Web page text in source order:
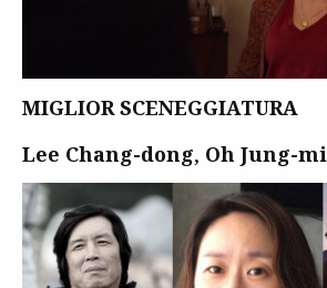
MIGLIOR SCENEGGIATURA
Lee Chang-dong, Oh Jung-mi